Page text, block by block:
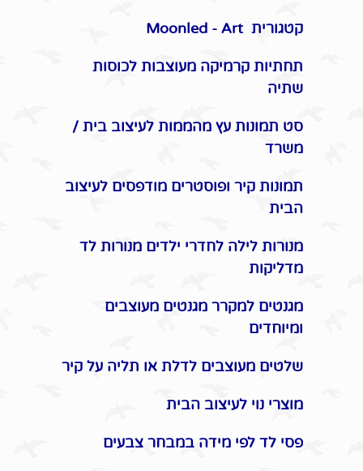
קטגורית Moonled - Art
תחתיות קרמיקה מעוצבות לכוסות
שתיה
סט תמונות עץ מהממות לעיצוב בית /
משרד
תמונות קיר ופוסטרים מודפסים לעיצוב
הבית
מנורות לילה לחדרי ילדים מנורות לד
מדליקות
מגנטים למקרר מגנטים מעוצבים
ומיוחדים
שלטים מעוצבים לדלת או תליה על קיר
מוצרי נוי לעיצוב הבית
פסי לד לפי מידה במבחר צבעים